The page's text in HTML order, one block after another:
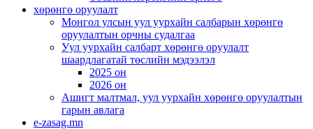
хөрөнгө оруулалт
Монгол улсын уул уурхайн салбарын хөрөнгө
оруулалтын орчны судалгаа
Уул уурхайн салбарт хөрөнгө оруулалт
шаардлагатай төслийн мэдээлэл
2025 он
2026 он
Ашигт малтмал, уул уурхайн хөрөнгө оруулалтын
гарын авлага
e-zasag.mn